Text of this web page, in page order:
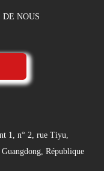
DE NOUS
1, n° 2, rue Tiyu,
République